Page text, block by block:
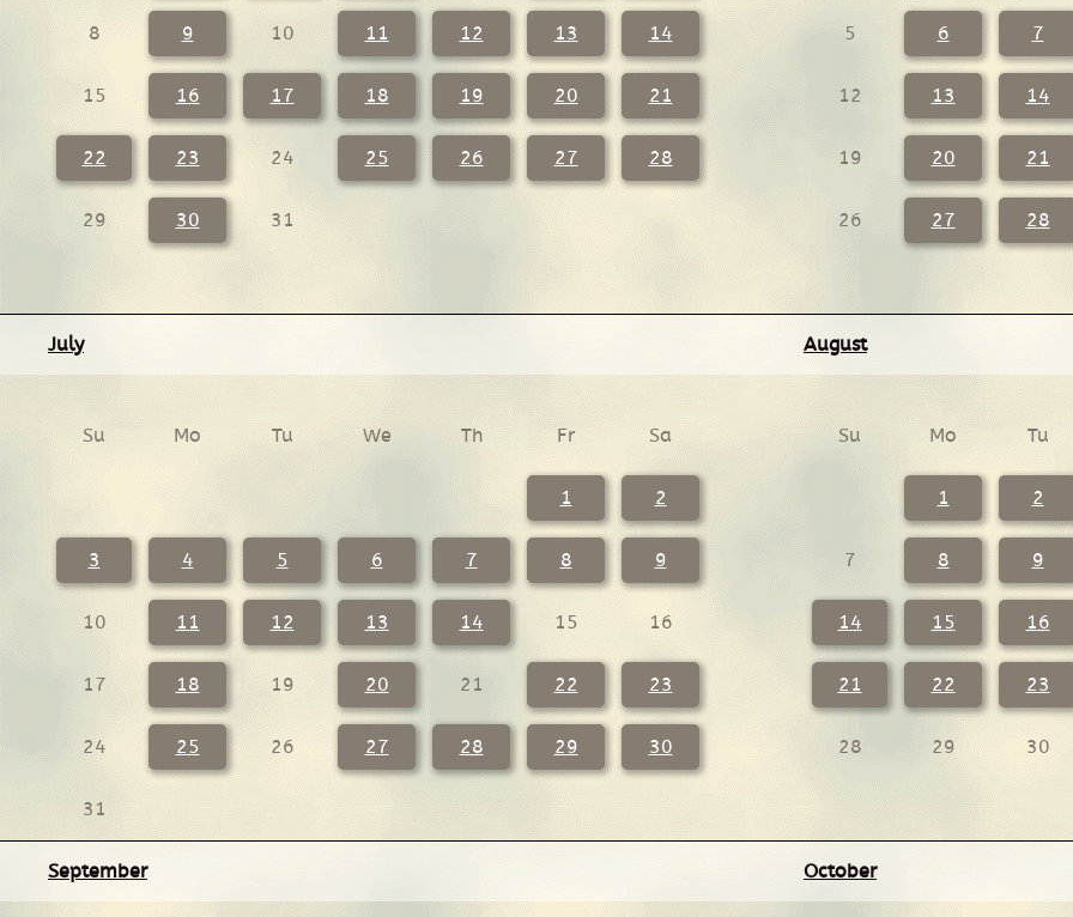
8 9 10 11 12 13 14
15 16 17 18 19 20 21
22 23 24 25 26 27 28
29 30 31
5 6 7
12 13 14
19 20 21
26 27 28
July
Su Mo Tu We Th Fr Sa
1 2
3 4 5 6 7 8 9
10 11 12 13 14 15 16
17 18 19 20 21 22 23
24 25 26 27 28 29 30
31
August
Su Mo Tu
1 2
7 8 9
14 15 16
21 22 23
28 29 30
September October